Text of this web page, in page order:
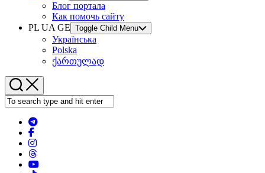
Блог портала
Как помочь сайту
PL UA GE Toggle Child Menu
Українська
Polska
ქართულად